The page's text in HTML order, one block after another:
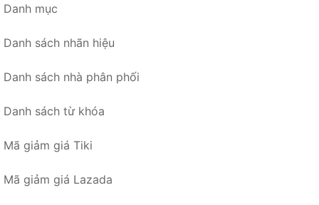
Danh mục
Danh sách nhãn hiệu
Danh sách nhà phân phối
Danh sách từ khóa
Mã giảm giá Tiki
Mã giảm giá Lazada